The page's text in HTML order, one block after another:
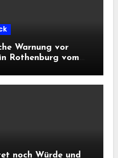
Warnung vor
Rothenburg vom
noch Würde und